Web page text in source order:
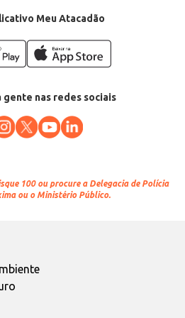
Meu Atacadão
gente nas redes sociais
100 ou procure a Delegacia de Polícia
ou o Ministério Público.